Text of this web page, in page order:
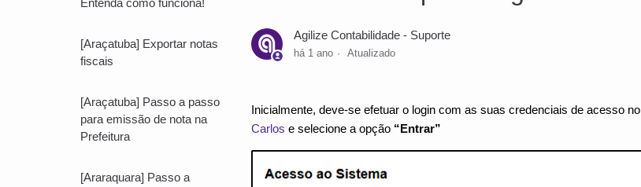
Entenda como funciona!
[Araçatuba] Exportar notas
fiscais
[Araçatuba] Passo a passo
para emissão de nota na
Prefeitura
[Araraquara] Passo a
Agilize Contabilidade - Suporte
há 1 ano Atualizado
Inicialmente, deve-se efetuar o login com as suas credenciais de acesso no
Carlos e selecione a opção “Entrar”